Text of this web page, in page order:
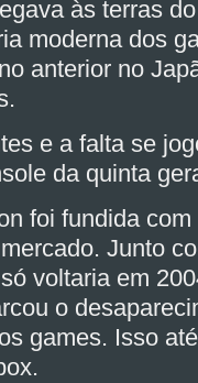
às terras
moderna dos
anterior no
e a falta se
da quinta
foi fundida
Junto
voltaria em
o
games. Isso